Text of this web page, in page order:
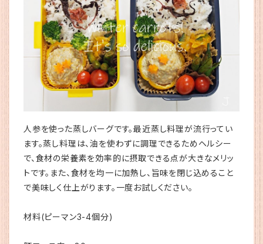
人参を使った蒸しバーグです。最近蒸し料理が流行ってい
ます。蒸し料理は、油を使わずに調理できるためヘルシー
で、食材の栄養素を効率的に摂取できる点が大きなメリッ
トです。また、食材を均一に加熱し、旨味を閉じ込めること
で美味しく仕上がります。一度お試しください。
材料(ピーマン3-4個分)